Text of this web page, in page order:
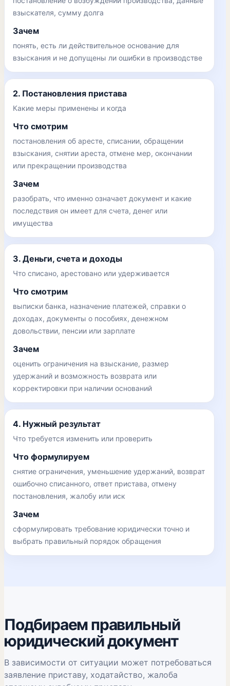
взыскателя, сумму долга
Зачем
понять, есть ли действительное основание для
взыскания и не допущены ли ошибки в производстве
2. Постановления пристава
Какие меры применены и когда
Что смотрим
постановления об аресте, списании, обращении
взыскания, снятии ареста, отмене мер, окончании
или прекращении производства
Зачем
разобрать, что именно означает документ и какие
последствия он имеет для счета, денег или
имущества
3. Деньги, счета и доходы
Что списано, арестовано или удерживается
Что смотрим
выписки банка, назначение платежей, справки о
доходах, документы о пособиях, денежном
довольствии, пенсии или зарплате
Зачем
оценить ограничения на взыскание, размер
удержаний и возможность возврата или
корректировки при наличии оснований
4. Нужный результат
Что требуется изменить или проверить
Что формулируем
снятие ограничения, уменьшение удержаний, возврат
ошибочно списанного, ответ пристава, отмену
постановления, жалобу или иск
Зачем
сформулировать требование юридически точно и
выбрать правильный порядок обращения
Подбираем правильный
юридический документ
В зависимости от ситуации может потребоваться
заявление приставу, ходатайство, жалоба